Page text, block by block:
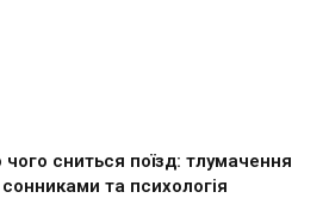
чого сниться поїзд: тлумачення
та психологія